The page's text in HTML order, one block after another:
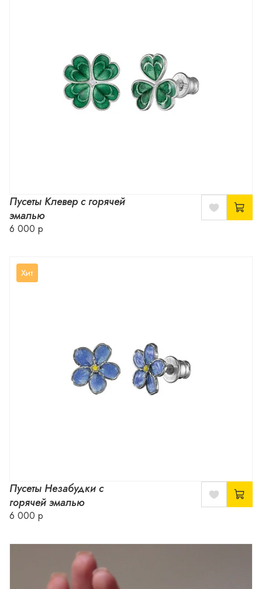
Пусеты Клевер с горячей
эмалью
6 000 р
Хит
Пусеты Незабудки с
горячей эмалью
6 000 р